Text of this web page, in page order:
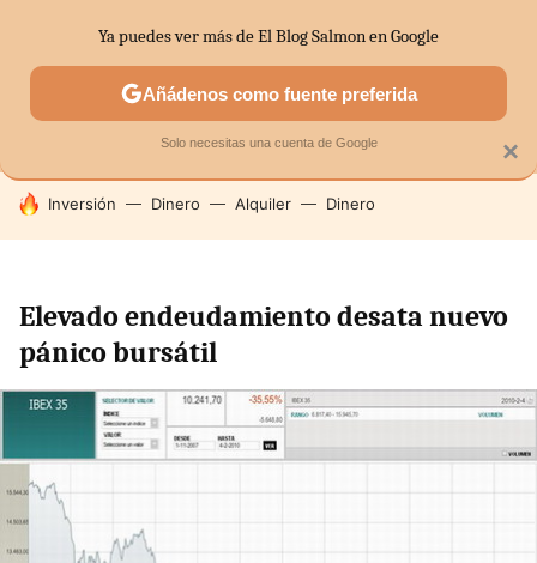
MENÚ NUEVO
ECONOMÍA DOMÉSTICA MERCADOS
HOY SE HABLA DE
Inversión Dinero Alquiler Dinero
Elevado endeudamiento desata nuevo
pánico bursátil
×
Ya puedes ver más de El Blog Salmon en Google
Añádenos como fuente preferida
Solo necesitas una cuenta de Google